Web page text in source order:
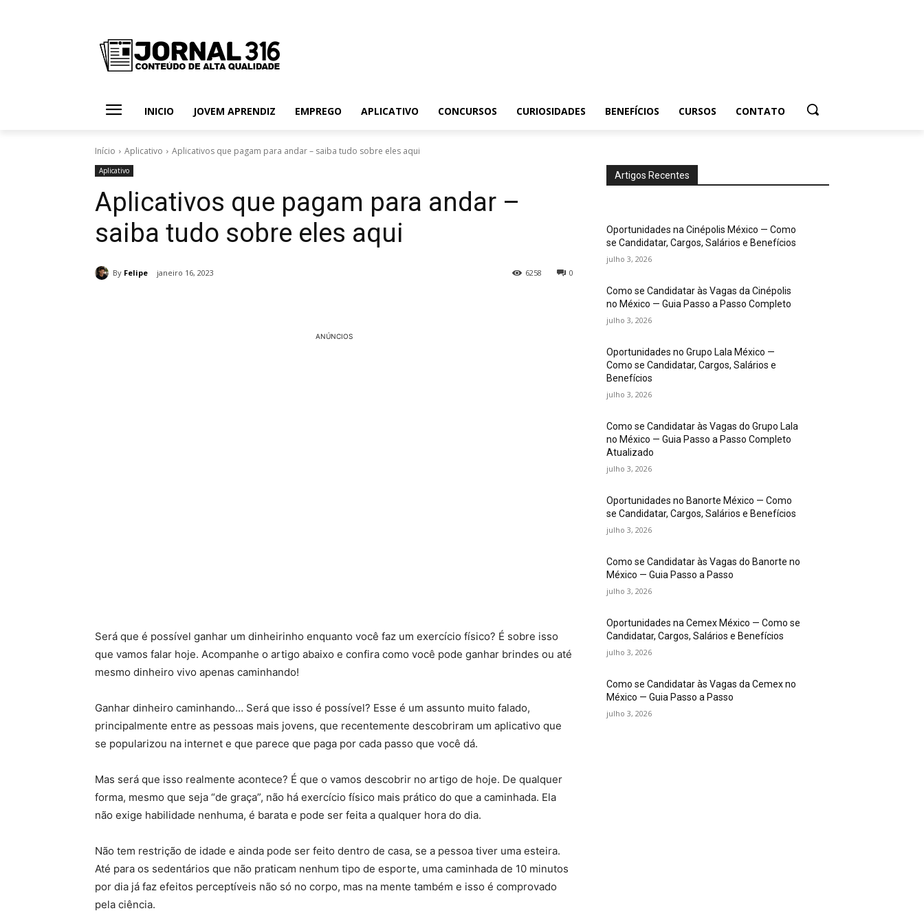
INICIO JOVEM APRENDIZ EMPREGO APLICATIVO CONCURSOS CURIOSIDADES BENEFÍCIOS CURSOS CONTATO
Início Aplicativo Aplicativos que pagam para andar – saiba tudo sobre eles aqui
Aplicativo
Aplicativos que pagam para andar –
saiba tudo sobre eles aqui
By Felipe janeiro 16, 2023 0
6258
ANÚNCIOS
Será que é possível ganhar um dinheirinho enquanto você faz um exercício físico? É sobre isso
que vamos falar hoje. Acompanhe o artigo abaixo e confira como você pode ganhar brindes ou até
mesmo dinheiro vivo apenas caminhando!
Ganhar dinheiro caminhando… Será que isso é possível? Esse é um assunto muito falado,
principalmente entre as pessoas mais jovens, que recentemente descobriram um aplicativo que
se popularizou na internet e que parece que paga por cada passo que você dá.
Mas será que isso realmente acontece? É que o vamos descobrir no artigo de hoje. De qualquer
forma, mesmo que seja “de graça”, não há exercício físico mais prático do que a caminhada. Ela
não exige habilidade nenhuma, é barata e pode ser feita a qualquer hora do dia.
Não tem restrição de idade e ainda pode ser feito dentro de casa, se a pessoa tiver uma esteira.
Até para os sedentários que não praticam nenhum tipo de esporte, uma caminhada de 10 minutos
por dia já faz efeitos perceptíveis não só no corpo, mas na mente também e isso é comprovado
pela ciência.
Artigos Recentes
Oportunidades na Cinépolis México — Como
se Candidatar, Cargos, Salários e Benefícios
julho 3, 2026
Como se Candidatar às Vagas da Cinépolis
no México — Guia Passo a Passo Completo
julho 3, 2026
Oportunidades no Grupo Lala México —
Como se Candidatar, Cargos, Salários e
Benefícios
julho 3, 2026
Como se Candidatar às Vagas do Grupo Lala
no México — Guia Passo a Passo Completo
Atualizado
julho 3, 2026
Oportunidades no Banorte México — Como
se Candidatar, Cargos, Salários e Benefícios
julho 3, 2026
Como se Candidatar às Vagas do Banorte no
México — Guia Passo a Passo
julho 3, 2026
Oportunidades na Cemex México — Como se
Candidatar, Cargos, Salários e Benefícios
julho 3, 2026
Como se Candidatar às Vagas da Cemex no
México — Guia Passo a Passo
julho 3, 2026